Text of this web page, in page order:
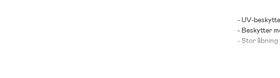
- UV-
- Beskytter
- Stor åbning
- Let at folde